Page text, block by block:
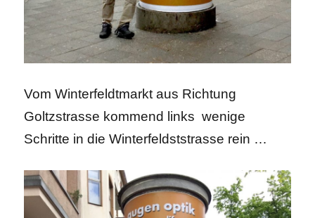
Vom Winterfeldtmarkt aus Richtung
Goltzstrasse kommend links wenige
Schritte in die Winterfeldststrasse rein …